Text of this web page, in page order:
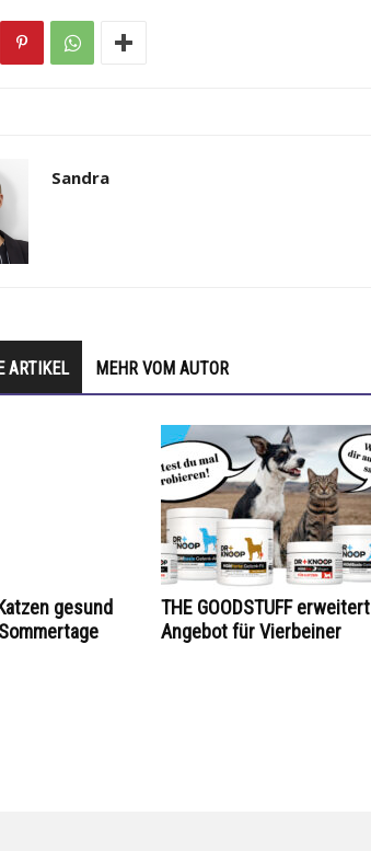
Sandra
ARTIKEL MEHR VOM AUTOR
gesund
THE GOODSTUFF erweitert
Angebot für Vierbeiner